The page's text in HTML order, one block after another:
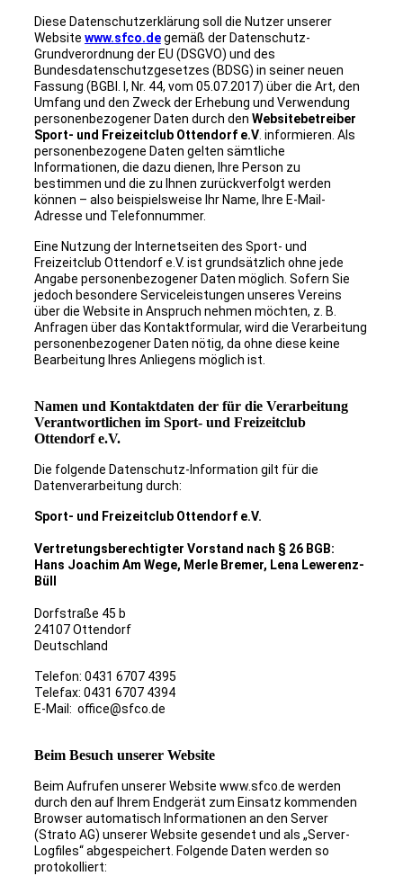
Diese Datenschutzerklärung soll die Nutzer unserer
Website www.sfco.degemäß der Datenschutz-
Grundverordnung der EU (DSGVO) und des
Bundesdatenschutzgesetzes (BDSG) in seiner neuen
Fassung (BGBI. I, Nr. 44, vom 05.07.2017) über die Art, den
Umfang und den Zweck der Erhebung und Verwendung
personenbezogener Daten durch den Websitebetreiber
Sport- und Freizeitclub Ottendorf e.V. informieren. Als
personenbezogene Daten gelten sämtliche
Informationen, die dazu dienen, Ihre Person zu
bestimmen und die zu Ihnen zurückverfolgt werden
können – also beispielsweise Ihr Name, Ihre E-Mail-
Adresse und Telefonnummer.
Eine Nutzung der Internetseiten des Sport- und
Freizeitclub Ottendorf e.V. ist grundsätzlich ohne jede
Angabe personenbezogener Daten möglich. Sofern Sie
jedoch besondere Serviceleistungen unseres Vereins
über die Website in Anspruch nehmen möchten, z. B.
Anfragen über das Kontaktformular, wird die Verarbeitung
personenbezogener Daten nötig, da ohne diese keine
Bearbeitung Ihres Anliegens möglich ist.
Namen und Kontaktdaten der für die Verarbeitung
Verantwortlichen im Sport- und Freizeitclub
Ottendorf e.V.
Die folgende Datenschutz-Information gilt für die
Datenverarbeitung durch:
Sport- und Freizeitclub Ottendorf e.V.
Vertretungsberechtigter Vorstand nach § 26 BGB:
Hans Joachim Am Wege, Merle Bremer, Lena Lewerenz-
Büll
Dorfstraße 45 b
24107 Ottendorf
Deutschland
Telefon: 0431 6707 4395
Telefax: 0431 6707 4394
E-Mail: office@sfco.de
Beim Besuch unserer Website
Beim Aufrufen unserer Website www.sfco.de werden
durch den auf Ihrem Endgerät zum Einsatz kommenden
Browser automatisch Informationen an den Server
(Strato AG) unserer Website gesendet und als „Server-
Logfiles“ abgespeichert. Folgende Daten werden so
protokolliert: